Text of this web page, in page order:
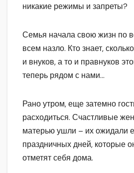
никакие режимы и запреты?
Семья начала свою жизн по
всем назло. Кто знает,
и внуков, а то и правнуков
теперь рядом с нами…
Рано утром, еще затемно
расходиться. Счастливые
матерью ушли – их ожидали
праздничных дней, которые
отметят себя дома.